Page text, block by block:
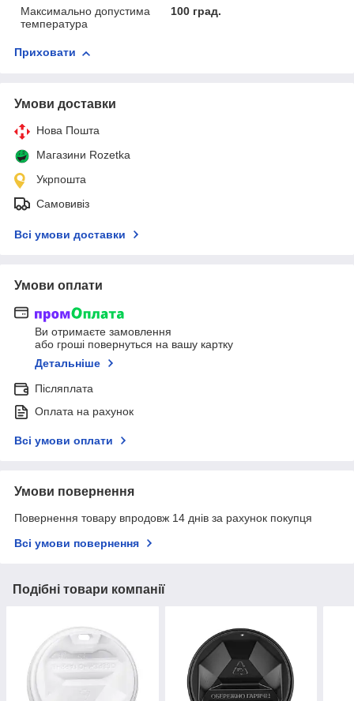
Максимально допустима
температура
100 град.
Приховати
Умови доставки
Нова Пошта
Магазини Rozetka
Укрпошта
Самовивіз
Всі умови доставки
Умови оплати
Ви отримаєте замовлення
або гроші повернуться на вашу картку
Детальніше
Післяплата
Оплата на рахунок
Всі умови оплати
Умови повернення
Повернення товару впродовж 14 днів за рахунок покупця
Всі умови повернення
Подібні товари компанії